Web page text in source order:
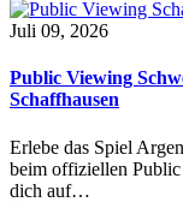
Juli 09, 2026
Public Viewing
Schaffhausen
Erlebe das Spiel
beim offiziellen
dich auf…